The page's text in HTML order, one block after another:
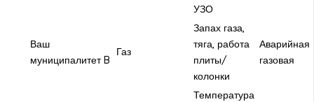
УЗО
Ваш
муниципалитет B
Газ
Запах газа,
тяга, работа
плиты/
колонки
Аварийная
газовая
Температура